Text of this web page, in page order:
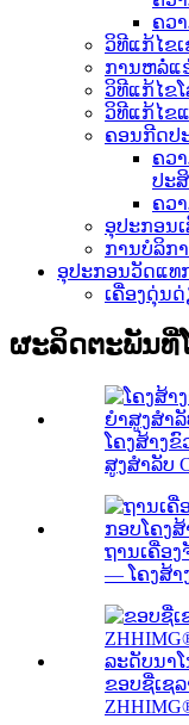
ຄວ
ວິທີແກ້ໄຂ
ການຫລໍ່ແ
ວິທີແກ້ໄຂ
ວິທີແກ້ໄຂ
ຄອນກີດປ
ຄວ
ປະ
ຄວ
ອຸປະກອນ
ການບໍລິກ
ອຸປະກອນວັດແທ
ເຄື່ອງດຸ່ນດ່
ຜະລິດຕະພັນທີ່
ໂຄງສ້າງ
ສູງສຳລັບ
ຖານເຄື່ອ
— ໂຄງສ້າ
ຂອບຊື່ເຊ